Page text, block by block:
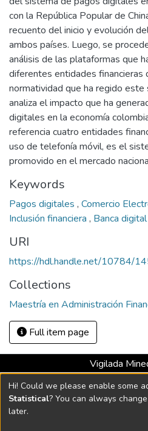
con la República Popular de
recuento del inicio y evolución
ambos países. Luego, se
análisis de las plataformas que
diferentes entidades financieras
normatividad que ha regido este
analiza el impacto que ha
digitales en la economía
referencia cuatro entidades
uso de telefonía móvil, es el
promovido en el mercado
Keywords
Pagos digitales , Comercio
Inclusión financiera , Banca digital
URI
https://hdl.handle.net/10784/
Collections
Maestría en Administración
Full item page
Vigilada
Universidad con
Resolución MEN
Hi! Could we please enable some
Statistical? You can always
later.